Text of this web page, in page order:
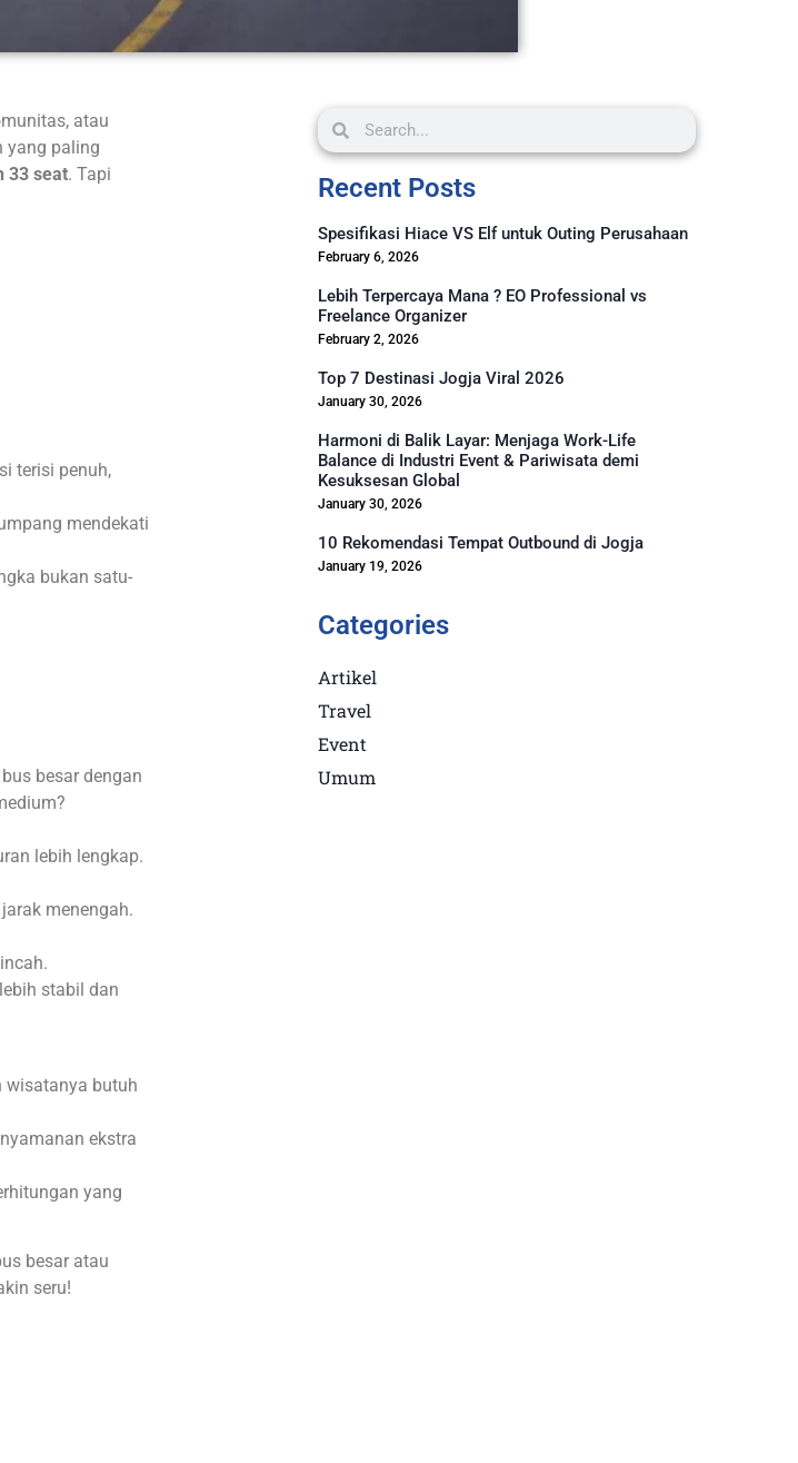
atau
yang paling
33 seat. Tapi
terisi penuh,
mendekati
bukan satu-
besar dengan
lebih lengkap.
menengah.
stabil dan
wisatanya butuh
ekstra
yang
besar atau
seru!
Recent Posts
Spesifikasi Hiace VS Elf untuk Outing Perusahaan
February 6, 2026
Lebih Terpercaya Mana ? EO Professional vs
Freelance Organizer
February 2, 2026
Top 7 Destinasi Jogja Viral 2026
January 30, 2026
Harmoni di Balik Layar: Menjaga Work-Life
Balance di Industri Event & Pariwisata demi
Kesuksesan Global
January 30, 2026
10 Rekomendasi Tempat Outbound di Jogja
January 19, 2026
Categories
Artikel
Travel
Event
Umum